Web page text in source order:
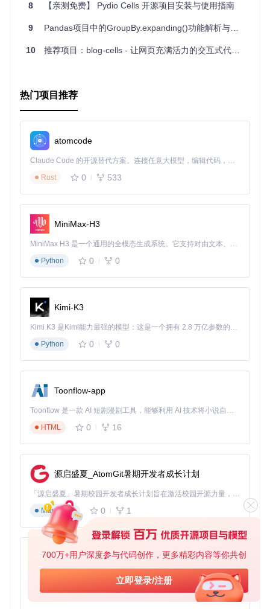
700万+用户深度参与代码创作，更多精彩内容等你共创
立即登录/注册
8 【亲测免费】 Pydio Cells 开源项目安装与使用指南
9 Pandas项目中的GroupBy.expanding()功能解析与文档完善建议
10 推荐项目：blog-cells - 让网页充满活力的交互式代码单元
热门项目推荐
atomcode
Claude Code 的开源替代方案。连接任意大模型，编辑代码，运行命令，自动验证 — 全自动执行。用 Rust 构建，极致性能。 ｜ An open-source alternative to Claude Code. Connect any LLM, edit code, run commands, and verify changes — autonomously. Built in Rust for speed. Get Started
Rust
0 533
MiniMax-H3
MiniMax H3 是一个通用的全模态生成系统。它支持对由文本、图像、视频和音频组成的多模态上下文进行统一理解，并能生成分辨率高达 2K、时长可达 15 秒的带原生立体声音频的视频。得益于面向任务泛化的系统设计，H3 在预训练阶段就已具备广泛的多模态上下文理解与生成能力，能够出色地执行复杂的多模态指令。
Python
0 0
Kimi-K3
Kimi K3 是Kimi能力最强的模型：这是一个拥有 2.8 万亿参数的混合专家（MoE）模型，具备原生视觉理解能力，并支持 100 万 token 的上下文窗口。
Python
0 0
Toonflow-app
Toonflow 是一款 AI 短剧漫剧工具，能够利用 AI 技术将小说自动转化为剧本，并结合 AI 生成的图片和视频，实现高效的短剧创作。借助 Toonflow，可以轻松完成从文字到影像的全流程，让短剧制作变得更加智能与便捷。
HTML
0 16
源启盛夏_AtomGit暑期开发者成长计划
「源启盛夏」暑期校园开发者成长计划旨在激活校园开源力量，通过积分激励、认证扶持、资源倾斜等形式，引导高校组织和开发者完成「入驻 — 建项目 — 做贡献 — 获认证 — 得资源」的完整闭环。无论你是想带领社团入驻平台的组织者，还是希望用代码贡献证明自己的开发者，都能在这里找到属于你的成长路径。
Markdown
0 1
AionUi
免费、本地、开源的 24/7 全天候 Cowork 应用，以及适用于 Gemini CLI、Claude Code、Codex、OpenCode、Qwen Code、Goose CLI、Auggie 等的 OpenClaw | 🌟 喜欢就点star吧
TypeScript
0 6